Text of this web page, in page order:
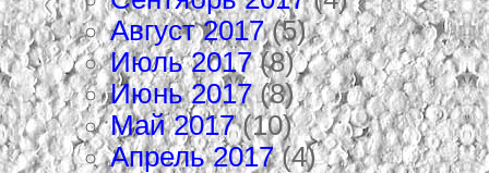
Август 2017(5)
Июль 2017(8)
Июнь 2017(8)
Май 2017(10)
Апрель 2017(4)